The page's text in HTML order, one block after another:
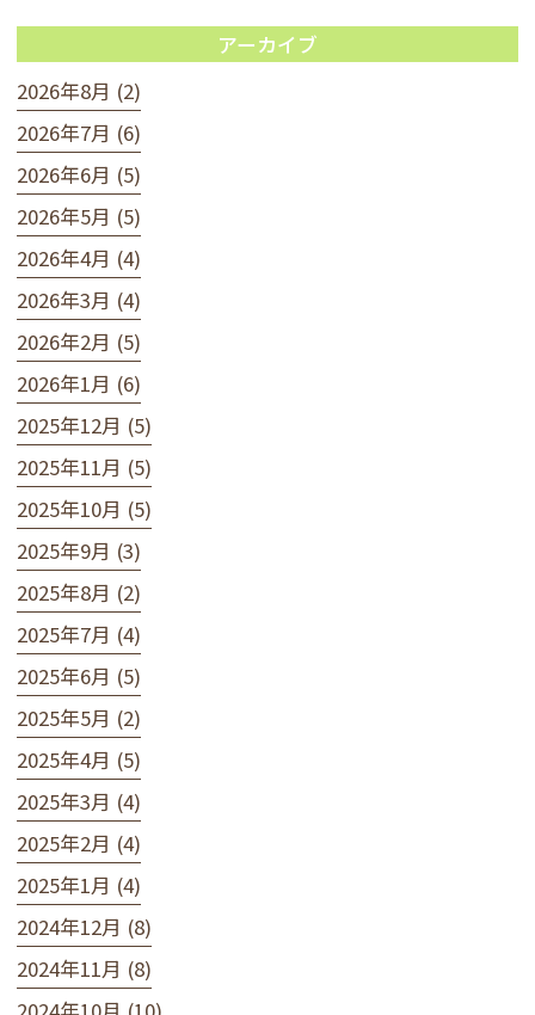
アーカイブ
2026年8月 (2)
2026年7月 (6)
2026年6月 (5)
2026年5月 (5)
2026年4月 (4)
2026年3月 (4)
2026年2月 (5)
2026年1月 (6)
2025年12月 (5)
2025年11月 (5)
2025年10月 (5)
2025年9月 (3)
2025年8月 (2)
2025年7月 (4)
2025年6月 (5)
2025年5月 (2)
2025年4月 (5)
2025年3月 (4)
2025年2月 (4)
2025年1月 (4)
2024年12月 (8)
2024年11月 (8)